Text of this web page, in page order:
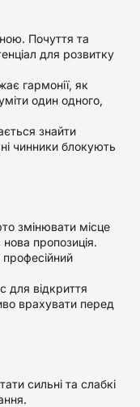
Почуття та
для розвитку
гармонії, як
один одного,
знайти
чинники блокують
змінювати місце
пропозиція.
для відкриття
врахувати перед
сильні та слабкі